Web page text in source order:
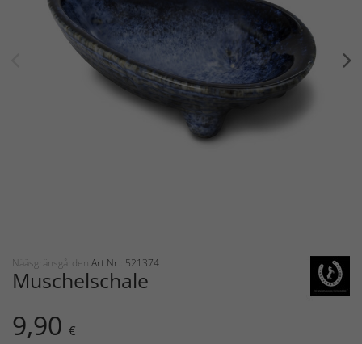
Nääsgränsgården Art.Nr.: 521374
Muschelschale
9,90 €